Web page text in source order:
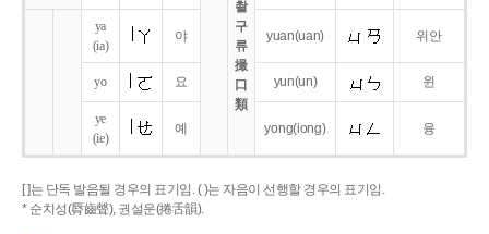
촬
구
류
撮
口
類
ya
(ia)
야 yuan(uan) 위안
yo 요 yun(un) 윈
ye
(ie)
예 yong(iong) 융
[ ]는 단독 발음될 경우의 표기임. ( )는 자음이 선행할 경우의 표기임.
* 순치성(脣齒聲), 권설운(捲舌韻).